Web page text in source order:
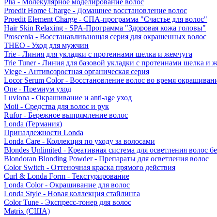
Plia - Молекулярное моделирование волос
Proedit Home Charge - Домашнее восстановление волос
Proedit Element Charge - СПА-программа "Счастье для волос"
Hair Skin Relaxing - SPA-Программа "Здоровая кожа головы"
Proscenia - Восстанавливающая серия для окрашенных волос
THEO - Уход для мужчин
Trie - Линия для укладки с протеинами шелка и жемчуга
Trie Tuner - Линия для базовой укладки с протеинами шелка и
Viege - Антивозростная органическая серия
Locor Serum Color - Восстановление волос во время
One - Премиум уход
Luviona - Окрашивание и anti-age уход
Moii - Средства для волос и рук
Rufor - Бережное выпрямление волос
Londa (Германия)
Принадлежности Londa
Londa Care - Коллекция по уходу за волосами
Blondes Unlimited - Креативная система для осветления волос
Blondoran Blonding Powder - Препараты для осветления волос
Color Switch - Оттеночная краска прямого действия
Curl & Londa Form - Текстурирование
Londa Color - Окрашивание для волос
Londa Style - Новая коллекция стайлинга
Color Tune - Экспресс-тонер для волос
Matrix (США)